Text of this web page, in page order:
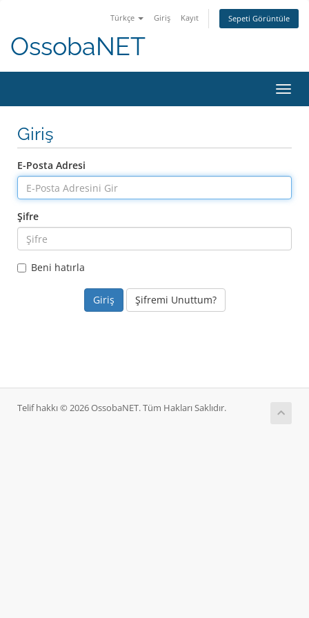
Türkçe Giriş Kayıt Sepeti Görüntüle
OssobaNET
Giriş
E-Posta Adresi
Şifre
Beni hatırla
Şifremi Unuttum?
Telif hakkı © 2026 OssobaNET. Tüm Hakları Saklıdır.